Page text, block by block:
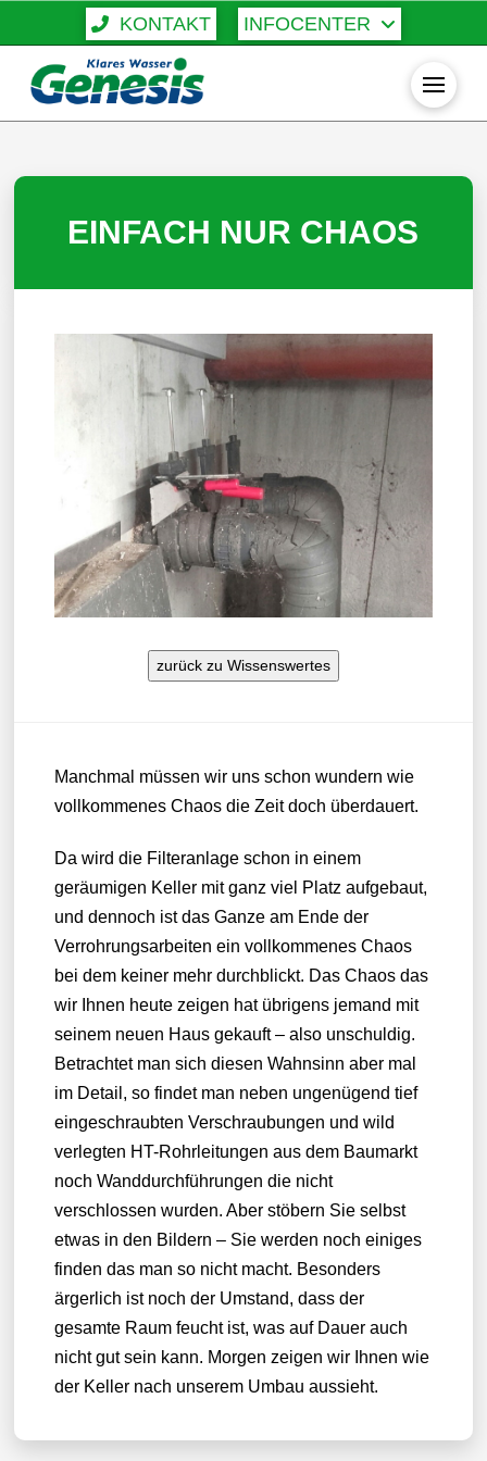
KONTAKT INFOCENTER
EINFACH NUR CHAOS
zurück zu Wissenswertes
Manchmal müssen wir uns schon wundern wie
vollkommenes Chaos die Zeit doch überdauert.
Da wird die Filteranlage schon in einem
geräumigen Keller mit ganz viel Platz aufgebaut,
und dennoch ist das Ganze am Ende der
Verrohrungsarbeiten ein vollkommenes Chaos
bei dem keiner mehr durchblickt. Das Chaos das
wir Ihnen heute zeigen hat übrigens jemand mit
seinem neuen Haus gekauft – also unschuldig.
Betrachtet man sich diesen Wahnsinn aber mal
im Detail, so findet man neben ungenügend tief
eingeschraubten Verschraubungen und wild
verlegten HT-Rohrleitungen aus dem Baumarkt
noch Wanddurchführungen die nicht
verschlossen wurden. Aber stöbern Sie selbst
etwas in den Bildern – Sie werden noch einiges
finden das man so nicht macht. Besonders
ärgerlich ist noch der Umstand, dass der
gesamte Raum feucht ist, was auf Dauer auch
nicht gut sein kann. Morgen zeigen wir Ihnen wie
der Keller nach unserem Umbau aussieht.